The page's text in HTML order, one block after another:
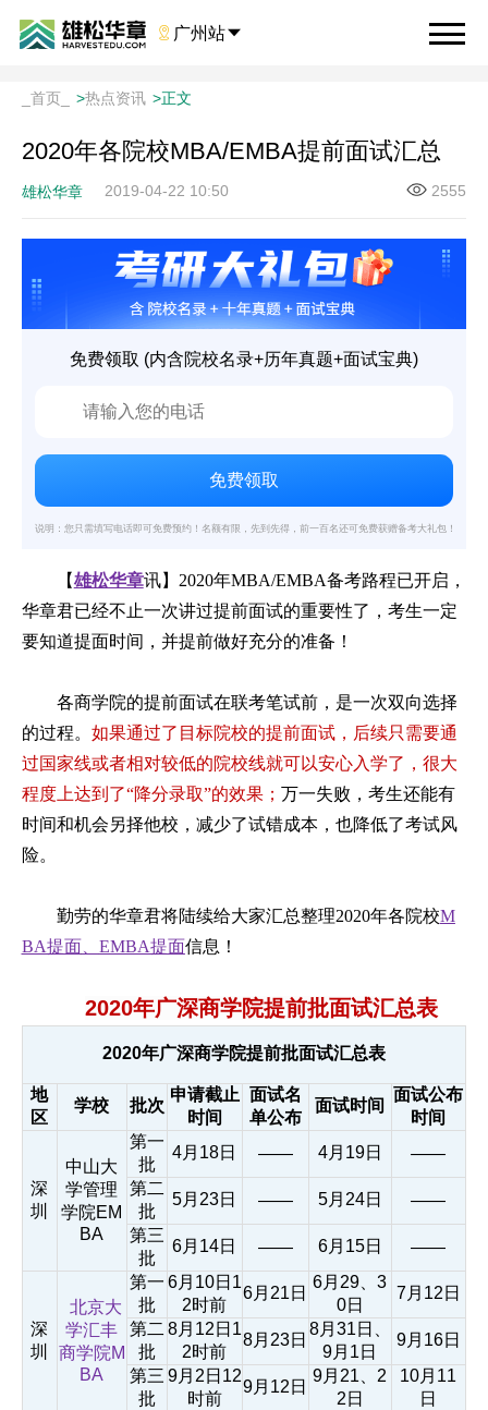
 广州站
_首页_ >热点资讯 >正文
2020年各院校MBA/EMBA提前面试汇总
雄松华章 2019-04-22 10:50 2555
免费领取 (内含院校名录+历年真题+面试宝典)
说明：您只需填写电话即可免费预约！名额有限，先到先得，前一百名还可免费获赠备考大礼包！
【雄松华章讯】2020年MBA/EMBA备考路程已开启，
华章君已经不止一次讲过提前面试的重要性了，考生一定
要知道提面时间，并提前做好充分的准备！
各商学院的提前面试在联考笔试前，是一次双向选择
的过程。 如果通过了目标院校的提前面试，后续只需要通
过国家线或者相对较低的院校线就可以安心入学了，很大
程度上达到了“降分录取”的效果； 万一失败，考生还能有
时间和机会另择他校，减少了试错成本，也降低了考试风
险。
勤劳的华章君将陆续给大家汇总整理2020年各院校M
BA提面、 EMBA提面信息！
2020年广深商学院提前批面试汇总表
2020年广深商学院提前批面试汇总表
地
区
学校 批次
申请截止
时间
面试名
单公布
面试时间
面试公布
时间
深
圳
中山大
学管理
学院EM
BA
第一
批
4月18日 —— 4月19日
——
第二
批
5月23日 —— 5月24日
——
第三
批
6月14日 —— 6月15日 ——
深
圳
北京大
学汇丰
商学院M
BA
第一
批
6月10日1
2时前
6月21日
6月29、3
0日
7月12日
第二
批
8月12日1
2时前
8月23日
8月31日、
9月1日
9月16日
第三
批
9月2日12
时前
9月12日
9月21、2
2日
10月11
日